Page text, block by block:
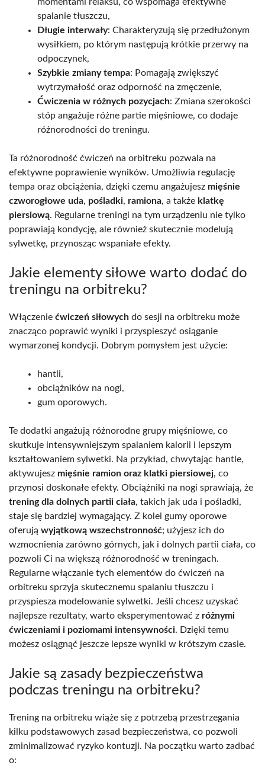
spalanie tłuszczu,
Długie interwały: Charakteryzują się przedłużonym
wysiłkiem, po którym następują krótkie przerwy na
odpoczynek,
Szybkie zmiany tempa: Pomagają zwiększyć
wytrzymałość oraz odporność na zmęczenie,
Ćwiczenia w różnych pozycjach: Zmiana szerokości
stóp angażuje różne partie mięśniowe, co dodaje
różnorodności do treningu.
Ta różnorodność ćwiczeń na orbitreku pozwala na
efektywne poprawienie wyników. Umożliwia regulację
tempa oraz obciążenia, dzięki czemu angażujesz mięśnie
czworogłowe uda, pośladki, ramiona, a także klatkę
piersiową. Regularne treningi na tym urządzeniu nie tylko
poprawiają kondycję, ale również skutecznie modelują
sylwetkę, przynosząc wspaniałe efekty.
Jakie elementy siłowe warto dodać do
treningu na orbitreku?
Włączenie ćwiczeń siłowych do sesji na orbitreku może
znacząco poprawić wyniki i przyspieszyć osiąganie
wymarzonej kondycji. Dobrym pomysłem jest użycie:
hantli,
obciążników na nogi,
gum oporowych.
Te dodatki angażują różnorodne grupy mięśniowe, co
skutkuje intensywniejszym spalaniem kalorii i lepszym
kształtowaniem sylwetki. Na przykład, chwytając hantle,
aktywujesz mięśnie ramion oraz klatki piersiowej, co
przynosi doskonałe efekty. Obciążniki na nogi sprawiają, że
trening dla dolnych partii ciała, takich jak uda i pośladki,
staje się bardziej wymagający. Z kolei gumy oporowe
oferują wyjątkową wszechstronność; użyjesz ich do
wzmocnienia zarówno górnych, jak i dolnych partii ciała, co
pozwoli Ci na większą różnorodność w treningach.
Regularne włączanie tych elementów do ćwiczeń na
orbitreku sprzyja skutecznemu spalaniu tłuszczu i
przyspiesza modelowanie sylwetki. Jeśli chcesz uzyskać
najlepsze rezultaty, warto eksperymentować z różnymi
ćwiczeniami i poziomami intensywności. Dzięki temu
możesz osiągnąć jeszcze lepsze wyniki w krótszym czasie.
Jakie są zasady bezpieczeństwa
podczas treningu na orbitreku?
Trening na orbitreku wiąże się z potrzebą przestrzegania
kilku podstawowych zasad bezpieczeństwa, co pozwoli
zminimalizować ryzyko kontuzji. Na początku warto zadbać
o: